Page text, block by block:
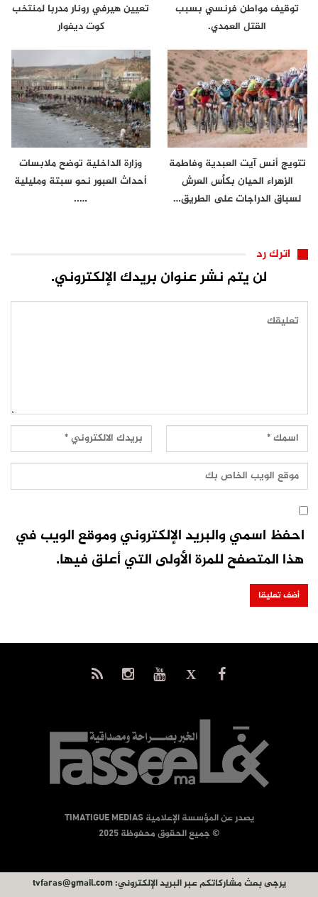
توقيف مواطن فرنسي بسبب
القتل العمدي.
تعيين هيرفي رونار مدربا لمنتخب
كوت ديفوار
تتويج أنس آيت العبدية وفاطمة
الزهراء الحيان بكأس العرش
لسباق الدراجات على الطريق…
وزارة الداخلية توضح ملابسات
أحداث العبور نحو سبتة ومليلية
…..
اترك رد
لن يتم نشر عنوان بريدك الإلكتروني.
احفظ اسمي والبريد الإلكتروني وموقع الويب في
هذا المتصفح للمرة الأولى التي أعلق فيها.
يصدر عن المؤسسة الإعلامية TIMATIGUE MEDIAS
© جميع الحقوق محفوظة 2025
يرجى بعث مشاركاتكم عبر البريد الإلكتروني:tvfaras@gmail.com